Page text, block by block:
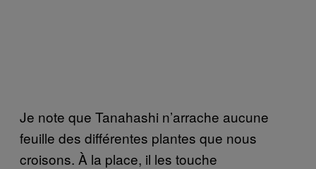
Je note que Tanahashi n’arrache aucune
feuille des différentes plantes que nous
croisons. À la place, il les touche